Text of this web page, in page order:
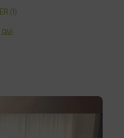
qui